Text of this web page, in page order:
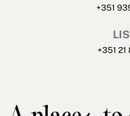
+351
+351